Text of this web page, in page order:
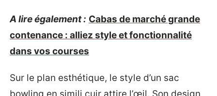
A lire également : Cabas de marché grande
contenance : alliez style et fonctionnalité
dans vos courses
Sur le plan esthétique, le style d’un sac